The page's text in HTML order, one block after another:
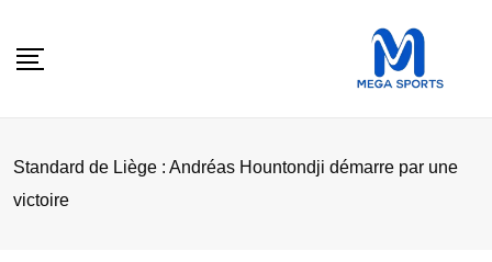
Standard de Liège : Andréas Hountondji démarre par une
victoire